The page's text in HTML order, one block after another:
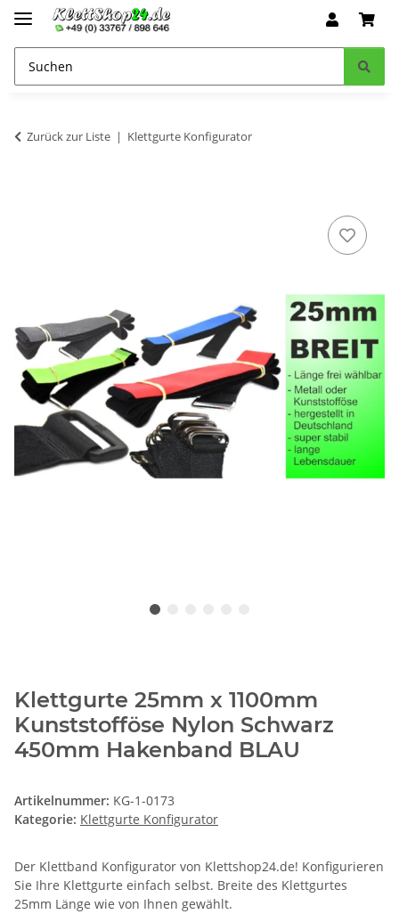
Zurück zur Liste Klettgurte Konfigurator
Klettgurte 25mm x 1100mm
Kunststofföse Nylon Schwarz
450mm Hakenband BLAU
Artikelnummer: KG-1-0173
Kategorie: Klettgurte Konfigurator
Der Klettband Konfigurator von Klettshop24.de! Konfigurieren
Sie Ihre Klettgurte einfach selbst. Breite des Klettgurtes
25mm Länge wie von Ihnen gewählt.